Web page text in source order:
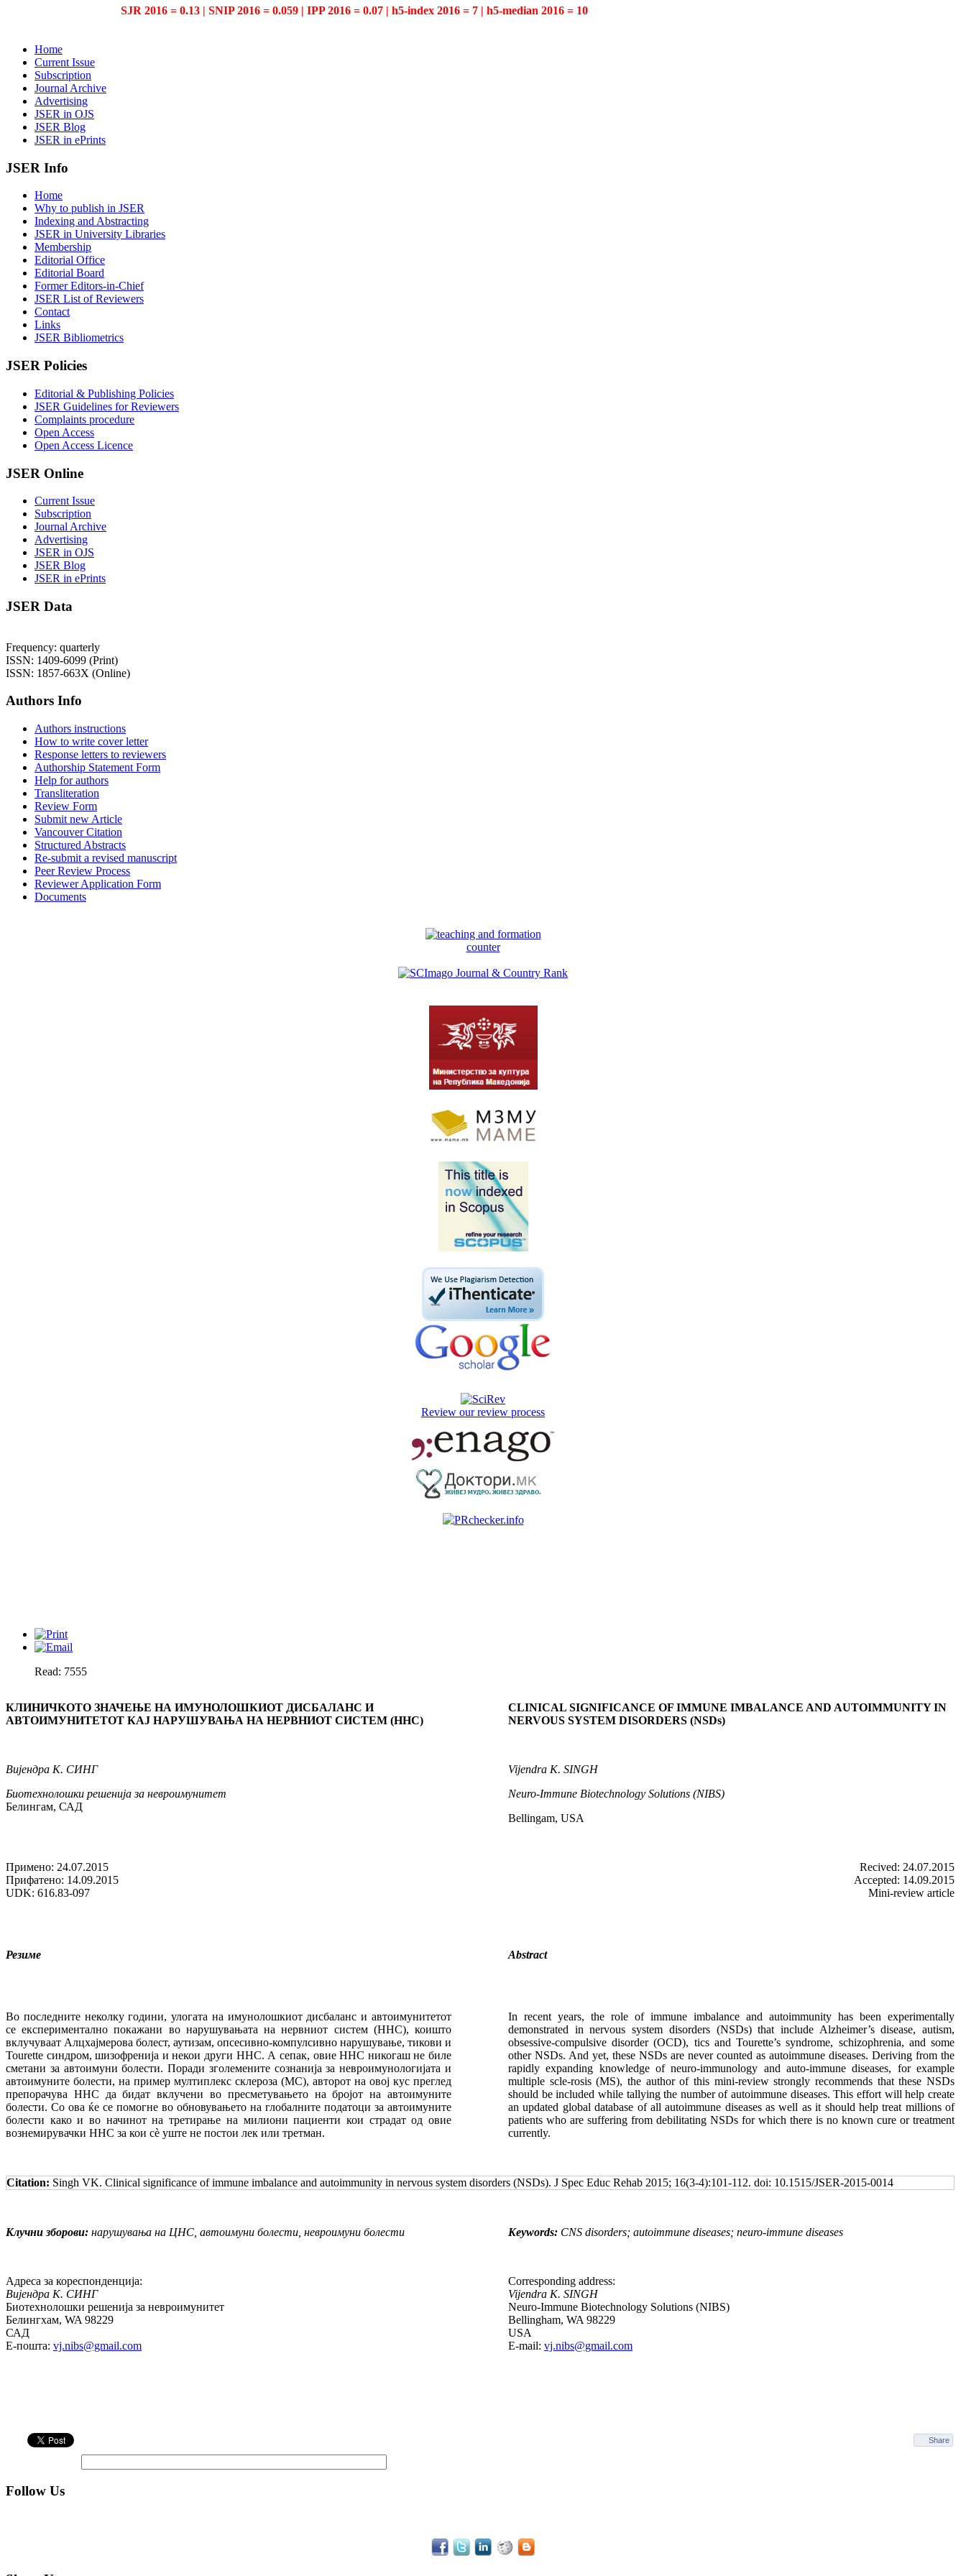
SJR 2016 = 0.13 | SNIP 2016 = 0.059 | IPP 2016 = 0.07 | h5-index 2016 = 7 | h5-median 2016 = 10
Home
Current Issue
Subscription
Journal Archive
Advertising
JSER in OJS
JSER Blog
JSER in ePrints
JSER Info
Home
Why to publish in JSER
Indexing and Abstracting
JSER in University Libraries
Membership
Editorial Office
Editorial Board
Former Editors-in-Chief
JSER List of Reviewers
Contact
Links
JSER Bibliometrics
JSER Policies
Editorial & Publishing Policies
JSER Guidelines for Reviewers
Complaints procedure
Open Access
Open Access Licence
JSER Online
Current Issue
Subscription
Journal Archive
Advertising
JSER in OJS
JSER Blog
JSER in ePrints
JSER Data
Frequency: quarterly
ISSN: 1409-6099 (Print)
ISSN: 1857-663X (Online)
Authors Info
Authors instructions
How to write cover letter
Response letters to reviewers
Authorship Statement Form
Help for authors
Transliteration
Review Form
Submit new Article
Vancouver Citation
Structured Abstracts
Re-submit a revised manuscript
Peer Review Process
Reviewer Application Form
Documents
counter
Review our review process
Read: 7555
КЛИНИЧКОТО ЗНАЧЕЊЕ НА ИМУНОЛОШКИОТ ДИСБАЛАНС И
АВТОИМУНИТЕТОТ КАЈ НАРУШУВАЊА НА НЕРВНИОТ СИСТЕМ (ННС)
Вијендра К. СИНГ
Биотехнолошки решенија за невроимунитет
Белингам, САД
CLINICAL SIGNIFICANCE OF IMMUNE IMBALANCE AND AUTOIMMUNITY IN
NERVOUS SYSTEM DISORDERS (NSDs)
Vijendra K. SINGH
Neuro-Immune Biotechnology Solutions (NIBS)
Bellingam, USA
Примено: 24.07.2015
Прифатено: 14.09.2015
UDK: 616.83-097
Recived: 24.07.2015
Accepted: 14.09.2015
Mini-review article
Резиме Abstract
Во последните неколку години, улогата на имунолошкиот дисбаланс и автоимунитетот
се експериментално покажани во нарушувањата на нервниот систем (ННС), коишто
вклучуваат Алцхајмерова болест, аутизам, опсесивно-компулсивно нарушување, тикови и
Tourette синдром, шизофренија и некои други ННС. А сепак, овие ННС никогаш не биле
сметани за автоимуни болести. Поради зголемените сознанија за невроимунологијата и
автоимуните болести, на пример мултиплекс склероза (МС), авторот на овој кус преглед
препорачува ННС да бидат вклучени во пресметувањето на бројот на автоимуните
болести. Со ова ќе се помогне во обновувањето на глобалните податоци за автоимуните
болести како и во начинот на третирање на милиони пациенти кои страдат од овие
вознемирувачки ННС за кои сѐ уште не постои лек или третман.
In recent years, the role of immune imbalance and autoimmunity has been experimentally
demonstrated in nervous system disorders (NSDs) that include Alzheimer’s disease, autism,
obsessive-compulsive disorder (OCD), tics and Tourette’s syndrome, schizophrenia, and some
other NSDs. And yet, these NSDs are never counted as autoimmune diseases. Deriving from the
rapidly expanding knowledge of neuro-immunology and auto-immune diseases, for example
multiple scle-rosis (MS), the author of this mini-review strongly recommends that these NSDs
should be included while tallying the number of autoimmune diseases. This effort will help create
an updated global database of all autoimmune diseases as well as it should help treat millions of
patients who are suffering from debilitating NSDs for which there is no known cure or treatment
currently.
Citation: Singh VK. Clinical significance of immune imbalance and autoimmunity in nervous system disorders (NSDs). J Spec Educ Rehab 2015; 16(3-4):101-112. doi: 10.1515/JSER-2015-0014
Клучни зборови: нарушувања на ЦНС, автоимуни болести, невроимуни болести Keywords: CNS disorders; autoimmune diseases; neuro-immune diseases
Адреса за кореспонденција:
Вијендра К. СИНГ
Биотехнолошки решенија за невроимунитет
Белингхам, WA 98229
САД
E-пошта: vj.nibs@gmail.com
Corresponding address:
Vijendra K. SINGH
Neuro-Immune Biotechnology Solutions (NIBS)
Bellingham, WA 98229
USA
E-mail: vj.nibs@gmail.com
Share
Follow Us